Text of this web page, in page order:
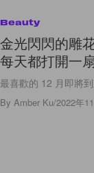
Beauty
金光閃閃的雕
每天都打開一
最喜歡的 12 月即將
By Amber Ku/2022年